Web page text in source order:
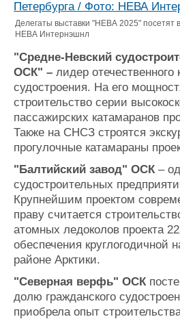
Делегаты выставки "НЕВА 2025" посетят
НЕВА Интернэшнл
"Средне-Невский
ОСК" – лидер отечественного
судостроения. На его
строительство серии
пассажирских катамаранов
Также на СНСЗ строятся
прогулочные катамараны
"Балтийский завод" ОСК–
судостроительных
Крупнейшим проектом
праву считается
атомных ледоколов проекта
обеспечения круглогодичной
районе Арктики.
"Северная верфь" ОСК
долю гражданского
приобрела опыт